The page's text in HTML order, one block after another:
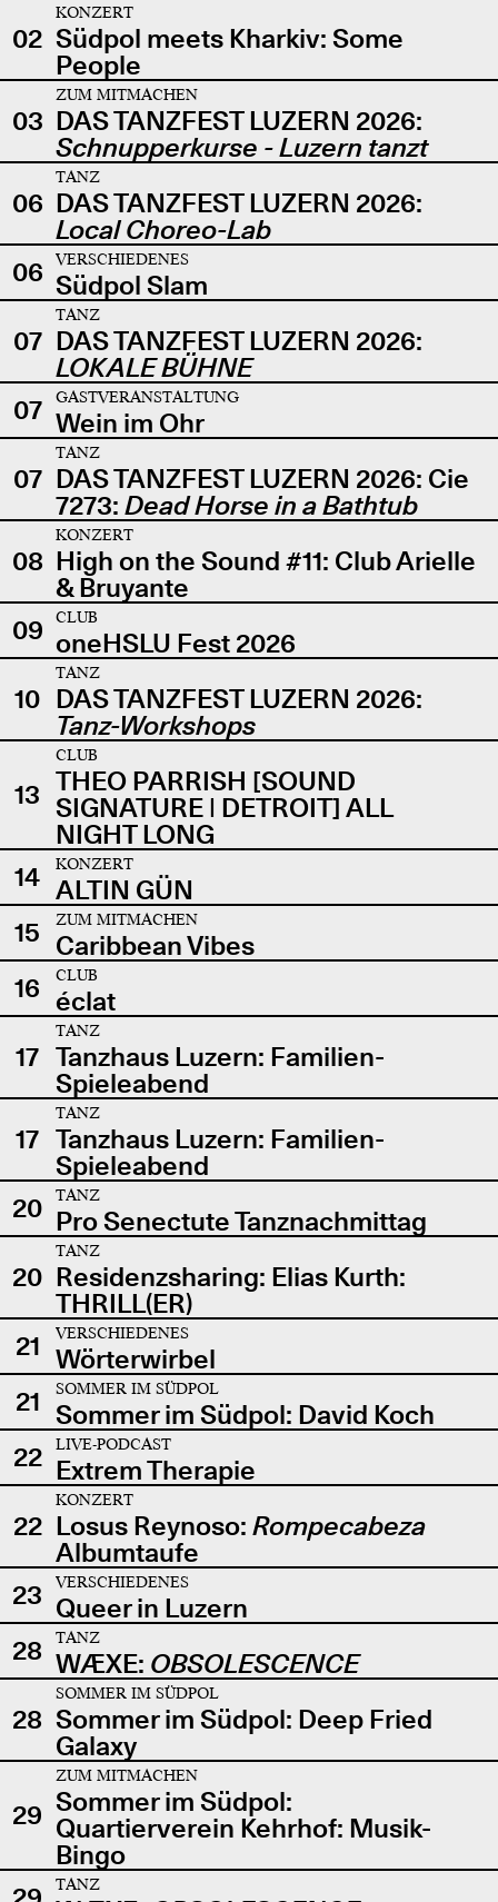
02
KONZERT
Südpol meets Kharkiv: Some
People
03
ZUM MITMACHEN
DAS TANZFEST LUZERN 2026:
Schnupperkurse - Luzern tanzt
06
TANZ
DAS TANZFEST LUZERN 2026:
Local Choreo-Lab
06
VERSCHIEDENES
Südpol Slam
07
TANZ
DAS TANZFEST LUZERN 2026:
LOKALE BÜHNE
07
GASTVERANSTALTUNG
Wein im Ohr
07
TANZ
DAS TANZFEST LUZERN 2026: Cie
7273: Dead Horse in a Bathtub
08
KONZERT
High on the Sound #11: Club Arielle
& Bruyante
09
CLUB
oneHSLU Fest 2026
10
TANZ
DAS TANZFEST LUZERN 2026:
Tanz-Workshops
13
CLUB
THEO PARRISH [SOUND
SIGNATURE | DETROIT] ALL
NIGHT LONG
14
KONZERT
ALTIN GÜN
15
ZUM MITMACHEN
Caribbean Vibes
16
CLUB
éclat
17
TANZ
Tanzhaus Luzern: Familien-
Spieleabend
17
TANZ
Tanzhaus Luzern: Familien-
Spieleabend
20
TANZ
Pro Senectute Tanznachmittag
20
TANZ
Residenzsharing: Elias Kurth:
THRILL(ER)
21
VERSCHIEDENES
Wörterwirbel
21
SOMMER IM SÜDPOL
Sommer im Südpol: David Koch
22
LIVE-PODCAST
Extrem Therapie
22
KONZERT
Losus Reynoso: Rompecabeza
Albumtaufe
23
VERSCHIEDENES
Queer in Luzern
28
TANZ
WÆXE: OBSOLESCENCE
28
SOMMER IM SÜDPOL
Sommer im Südpol: Deep Fried
Galaxy
29
ZUM MITMACHEN
Sommer im Südpol:
Quartierverein Kehrhof: Musik-
Bingo
TANZ